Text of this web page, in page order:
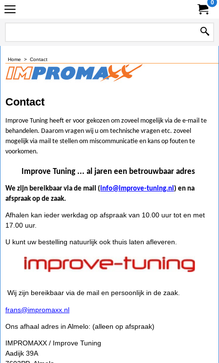
0
Home > Contact
Contact
Improve Tuning heeft er voor gekozen om zoveel mogelijk via de e-mail te
behandelen. Daarom vragen wij u om technische vragen etc. zoveel
mogelijk via mail te stellen om miscommunicatie en kans op fouten te
voorkomen.
Improve Tuning ... al jaren een betrouwbaar adres
We zijn bereikbaar via de mail (info@improve-tuning.nl ) en na
afspraak op de zaak.
Afhalen kan ieder werkdag op afspraak van 10.00 uur tot en met
17.00 uur.
U kunt uw bestelling natuurlijk ook thuis laten afleveren.
Wij zijn bereikbaar via de mail en persoonlijk in de zaak.
frans@impromaxx.nl
Ons afhaal adres in Almelo: (alleen op afspraak)
IMPROMAXX / Improve Tuning
Aadijk 39A